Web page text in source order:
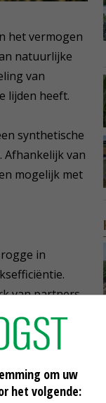
het vermogen
natuurlijke
van
lijden heeft.
synthetische
Afhankelijk van
mogelijk met
in
van partners
in deom uw
het volgende: